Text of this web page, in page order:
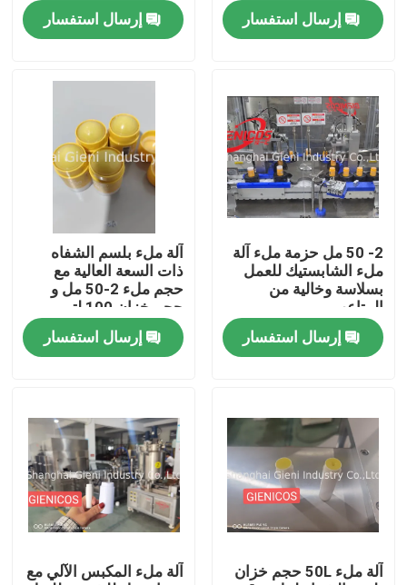
المنتجات
فيديوهات
جولة في المصنع
مراقبة الجودة
أخبار
القضايا
مدونة
إرسال استفسار
إرسال استفسار
2- 50 مل حزمة ملء آلة
ملء الشابستيك للعمل
بسلاسة وخالية من
المتاعب
إرسال استفسار
آلة ملء بلسم الشفاه
ذات السعة العالية مع
حجم ملء 2-50 مل و
حجم خزان 100 لتر
إرسال استفسار
آلة ملء 50L حجم خزان
آلة ملء المكبس الآلي مع